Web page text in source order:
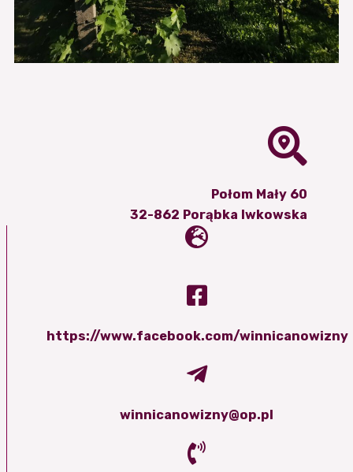
Połom Mały 60
32-862 Porąbka Iwkowska
https://www.facebook.com/winnicanowizny
winnicanowizny@op.pl